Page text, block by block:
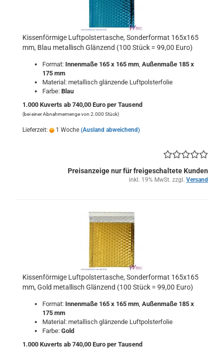
Kissenförmige Luftpolstertasche, Sonderformat 165x165
mm, Blau metallisch Glänzend (100 Stück = 99,00 Euro)
Format: Innenmaße 165 x 165 mm, Außenmaße 185 x
175 mm
Material: metallisch glänzende Luftpolsterfolie
Farbe: Blau
1.000 Kuverts ab 740,00 Euro per Tausend
(bei einer Abnahmemenge von 2.000 Stück)
Lieferzeit: 1 Woche (Ausland abweichend)
Preisanzeige nur für freigeschaltete Kunden
inkl. 19% MwSt. zzgl. Versand
Kissenförmige Luftpolstertasche, Sonderformat 165x165
mm, Gold metallisch Glänzend (100 Stück = 99,00 Euro)
Format: Innenmaße 165 x 165 mm, Außenmaße 185 x
175 mm
Material: metallisch glänzende Luftpolsterfolie
Farbe: Gold
1.000 Kuverts ab 740,00 Euro per Tausend